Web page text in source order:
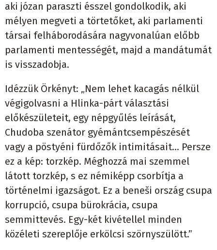
aki józan paraszti ésszel gondolkodik, aki
mélyen megveti a törtetőket, aki parlamenti
társai felháborodására nagyvonalúan előbb
parlamenti mentességét, majd a mandátumát
is visszadobja.
Idézzük Örkényt: „Nem lehet kacagás nélkül
végigolvasni a Hlinka-párt választási
előkészületeit, egy népgyűlés leírását,
Chudoba szenátor gyémántcsempészését
vagy a pöstyéni fürdőzők intimitásait… Persze
ez a kép: torzkép. Méghozzá mai szemmel
látott torzkép, s ez némiképp csorbítja a
történelmi igazságot. Ez a beneši ország csupa
korrupció, csupa bürokrácia, csupa
semmittevés. Egy-két kivétellel minden
közéleti szereplője erkölcsi szörnyszülött.”